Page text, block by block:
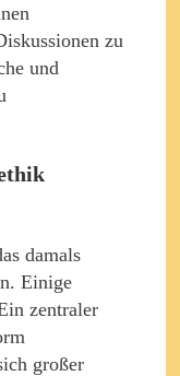
zu
und
damals
Einige
zentraler
großer